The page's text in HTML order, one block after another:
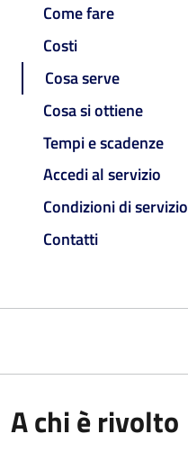
Come fare
Costi
Cosa serve
Cosa si ottiene
Tempi e scadenze
Accedi al servizio
Condizioni di servizio
Contatti
A chi è rivolto